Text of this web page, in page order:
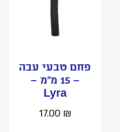
פחם טבעי עבה
– 15 מ”מ –
Lyra
17.00₪